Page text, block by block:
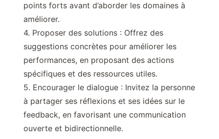
points forts avant d’aborder les domaines à
améliorer.
4. Proposer des solutions : Offrez des
suggestions concrètes pour améliorer les
performances, en proposant des actions
spécifiques et des ressources utiles.
5. Encourager le dialogue : Invitez la personne
à partager ses réflexions et ses idées sur le
feedback, en favorisant une communication
ouverte et bidirectionnelle.